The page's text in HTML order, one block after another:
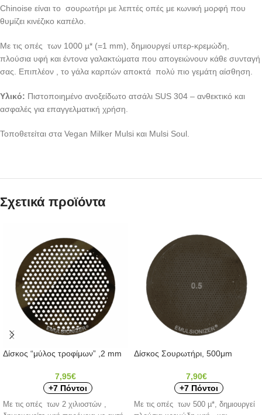
Chinoise είναι το σουρωτήρι με λεπτές οπές με κωνική μορφή που
θυμίζει κινέζικο καπέλο.
Με τις οπές των 1000 µ* (=1 mm), δημιουργεί υπερ-κρεμώδη,
πλούσια υφή και έντονα γαλακτώματα που απογειώνουν κάθε συνταγή
σας. Επιπλέον , το γάλα καρπών αποκτά πολύ πιο γεμάτη αίσθηση.
Υλικό: Πιστοποιημένο ανοξείδωτο ατσάλι SUS 304 – ανθεκτικό και
ασφαλές για επαγγελματική χρήση.
Τοποθετείται στα Vegan Milker Mulsi και Mulsi Soul.
Σχετικά προϊόντα
Δίσκος “μύλος τροφίμων” ,2 mm
7,95€
+7 Πόντοι
Με τις οπές των 2 χιλιοστών ,
Δίσκος Σουρωτήρι, 500μm
7,90€
+7 Πόντοι
Με τις οπές των 500 µ*, δημιουργεί